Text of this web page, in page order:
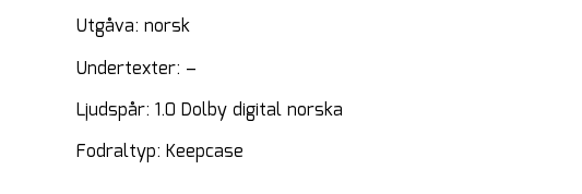
Utgåva: norsk
Undertexter: –
Ljudspår: 1.0 Dolby digital norska
Fodraltyp: Keepcase